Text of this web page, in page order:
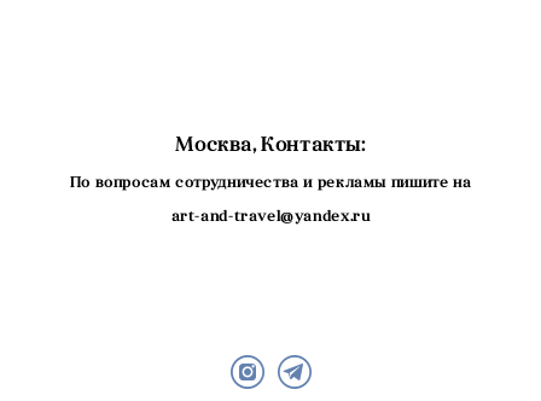
Москва, Контакты:
По вопросам сотрудничества и рекламы пишите на
art-and-travel@yandex.ru